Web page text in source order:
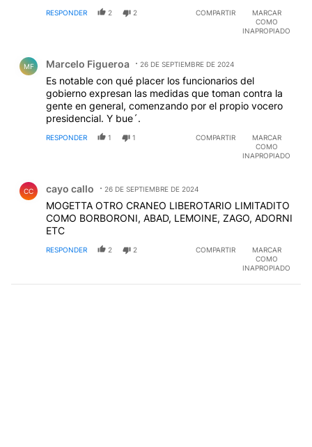
RESPONDER 2 2 COMPARTIR
MARCAR
COMO
INAPROPIADO
MF Marcelo Figueroa 26 DE SEPTIEMBRE DE 2024
Es notable con qué placer los funcionarios del
gobierno expresan las medidas que toman contra la
gente en general, comenzando por el propio vocero
presidencial. Y bue´.
RESPONDER 1 1 COMPARTIR
MARCAR
COMO
INAPROPIADO
CC cayo callo 26 DE SEPTIEMBRE DE 2024
MOGETTA OTRO CRANEO LIBEROTARIO LIMITADITO
COMO BORBORONI, ABAD, LEMOINE, ZAGO, ADORNI
ETC
RESPONDER 2 2 COMPARTIR
MARCAR
COMO
INAPROPIADO